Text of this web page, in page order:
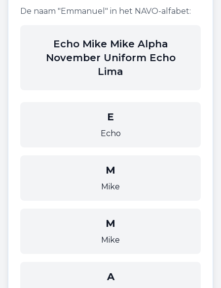
De naam "Emmanuel " in het NAVO-alfabet:
Echo Mike Mike Alpha
November Uniform Echo
Lima
E
Echo
M
Mike
M
Mike
A